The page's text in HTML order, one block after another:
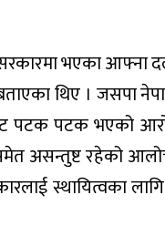
भएका आफ्ना
थिए । जसपा
पटक पटक भएको
असन्तुष्ट रहेको
स्थायित्वका